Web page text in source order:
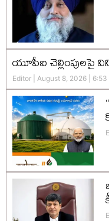
యూపీఐ చెల్లింపులపై
Editor August 8, 2026 6:53